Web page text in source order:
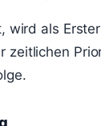
wird als
zeitlichen